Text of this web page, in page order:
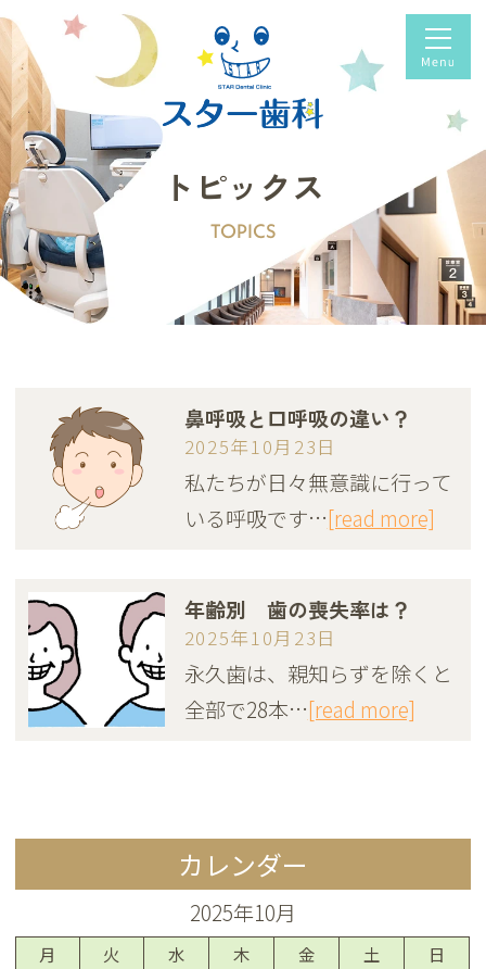
トピックス
TOPICS
鼻呼吸と口呼吸の違い？
2025年10月23日
私たちが日々無意識に行って
いる呼吸です…[read more]
年齢別 歯の喪失率は？
2025年10月23日
永久歯は、親知らずを除くと
全部で28本…[read more]
カレンダー
2025年10月
月 火 水 木 金 土 日